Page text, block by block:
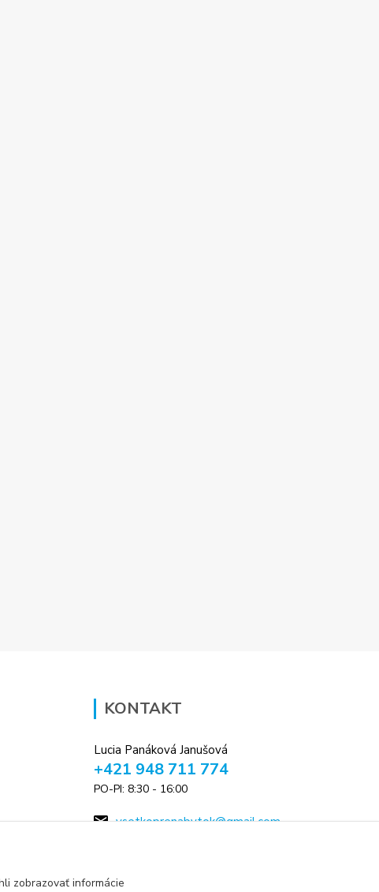
KONTAKT
Lucia Panáková Janušová
+421 948 711 774
PO-PI: 8:30 - 16:00
vsetkoprenabytok@gmail.com
zobrazovať informácie